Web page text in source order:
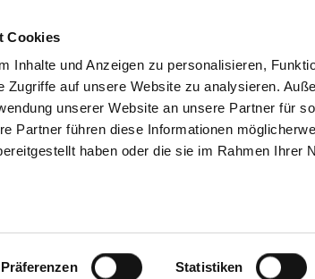
Cookies
Inhalte und Anzeigen zu personalisieren,
Zugriffe auf unsere Website zu analysieren.
unserer Website an unsere Partner für
Partner führen diese Informationen
haben oder die sie im Rahmen Ihrer
Präferenzen Statistiken
SUCHEN TIPPS & HILFE
KLINIKUM FORCHHEIM -